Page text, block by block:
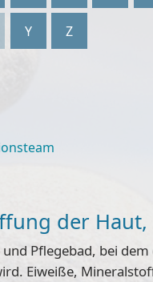
Y Z
der Haut,
und Pflegebad, bei
Eiweiße,